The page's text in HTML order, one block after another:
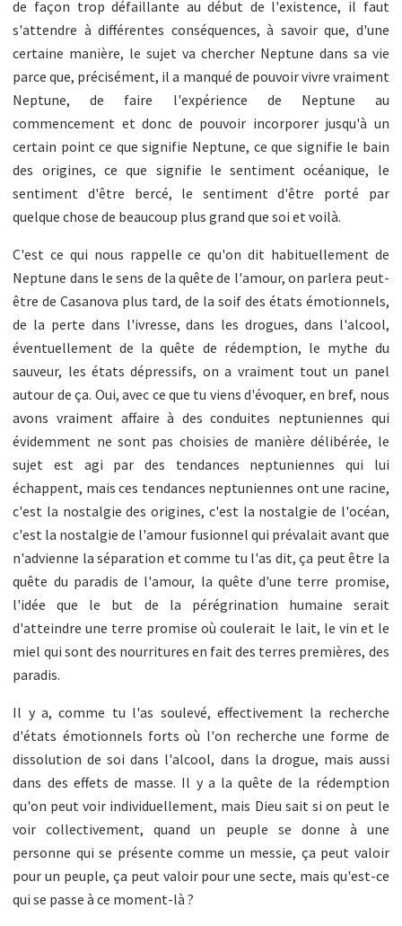
de façon trop défaillante au début de l'existence, il faut
s'attendre à différentes conséquences, à savoir que, d'une
certaine manière, le sujet va chercher Neptune dans sa vie
parce que, précisément, il a manqué de pouvoir vivre vraiment
Neptune, de faire l'expérience de Neptune au
commencement et donc de pouvoir incorporer jusqu'à un
certain point ce que signifie Neptune, ce que signifie le bain
des origines, ce que signifie le sentiment océanique, le
sentiment d'être bercé, le sentiment d'être porté par
quelque chose de beaucoup plus grand que soi et voilà.
C'est ce qui nous rappelle ce qu'on dit habituellement de
Neptune dans le sens de la quête de l'amour, on parlera peut-
être de Casanova plus tard, de la soif des états émotionnels,
de la perte dans l'ivresse, dans les drogues, dans l'alcool,
éventuellement de la quête de rédemption, le mythe du
sauveur, les états dépressifs, on a vraiment tout un panel
autour de ça. Oui, avec ce que tu viens d'évoquer, en bref, nous
avons vraiment affaire à des conduites neptuniennes qui
évidemment ne sont pas choisies de manière délibérée, le
sujet est agi par des tendances neptuniennes qui lui
échappent, mais ces tendances neptuniennes ont une racine,
c'est la nostalgie des origines, c'est la nostalgie de l'océan,
c'est la nostalgie de l'amour fusionnel qui prévalait avant que
n'advienne la séparation et comme tu l'as dit, ça peut être la
quête du paradis de l'amour, la quête d'une terre promise,
l'idée que le but de la pérégrination humaine serait
d'atteindre une terre promise où coulerait le lait, le vin et le
miel qui sont des nourritures en fait des terres premières, des
paradis.
Il y a, comme tu l'as soulevé, effectivement la recherche
d'états émotionnels forts où l'on recherche une forme de
dissolution de soi dans l'alcool, dans la drogue, mais aussi
dans des effets de masse. Il y a la quête de la rédemption
qu'on peut voir individuellement, mais Dieu sait si on peut le
voir collectivement, quand un peuple se donne à une
personne qui se présente comme un messie, ça peut valoir
pour un peuple, ça peut valoir pour une secte, mais qu'est-ce
qui se passe à ce moment-là ?